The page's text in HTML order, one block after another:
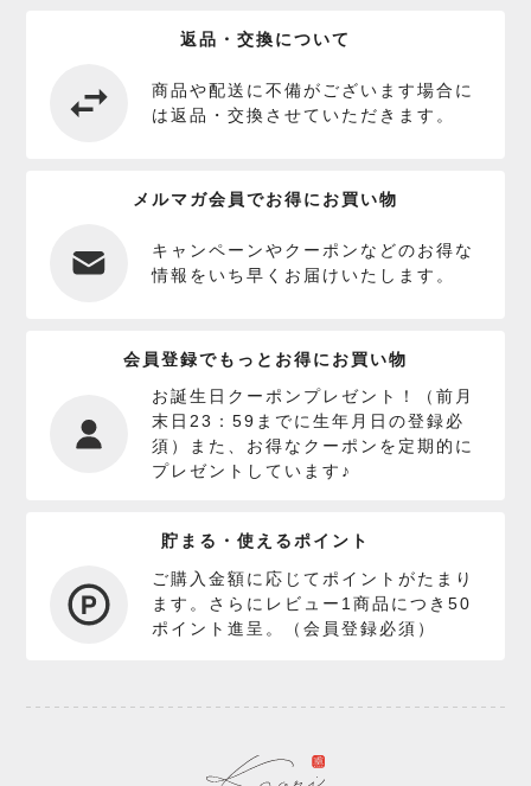
返品・交換について
商品や配送に不備がございます場合に
は返品・交換させていただきます。
メルマガ会員でお得にお買い物
キャンペーンやクーポンなどのお得な
情報をいち早くお届けいたします。
会員登録でもっとお得にお買い物
お誕生日クーポンプレゼント！（前月
末日23：59までに生年月日の登録必
須）また、お得なクーポンを定期的に
プレゼントしています♪
貯まる・使えるポイント
ご購入金額に応じてポイントがたまり
ます。さらにレビュー1商品につき50
ポイント進呈。（会員登録必須）